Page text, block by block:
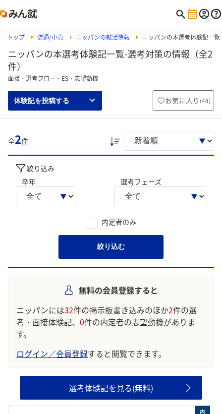
トップ 流通/小売 ニッパンの就活情報 ニッパンの本選考体験記一覧
ニッパンの本選考体験記一覧-選考対策の情報（全2
件）
面接・選考フロー・ES・志望動機
体験記を投稿する お気に入り (44)
全2件
絞り込み
卒年
選考フェーズ
内定者のみ
絞り込む
無料の会員登録すると
ニッパンには32件の掲示板書き込みのほか2件の選
考・面接体験記、 0件の内定者の志望動機がありま
す。
ログイン／会員登録すると閲覧できます。
選考体験記を見る(無料)